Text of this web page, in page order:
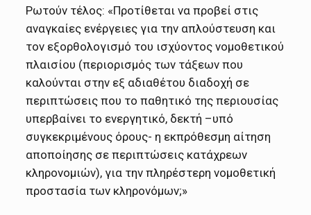
Ρωτούν τέλος: «Προτίθεται να προβεί στις
αναγκαίες ενέργειες για την απλούστευση και
τον εξορθολογισμό του ισχύοντος νομοθετικού
πλαισίου (περιορισμός των τάξεων που
καλούνται στην εξ αδιαθέτου διαδοχή σε
περιπτώσεις που το παθητικό της περιουσίας
υπερβαίνει το ενεργητικό, δεκτή –υπό
συγκεκριμένους όρους- η εκπρόθεσμη αίτηση
αποποίησης σε περιπτώσεις κατάχρεων
κληρονομιών), για την πληρέστερη νομοθετική
προστασία των κληρονόμων;»